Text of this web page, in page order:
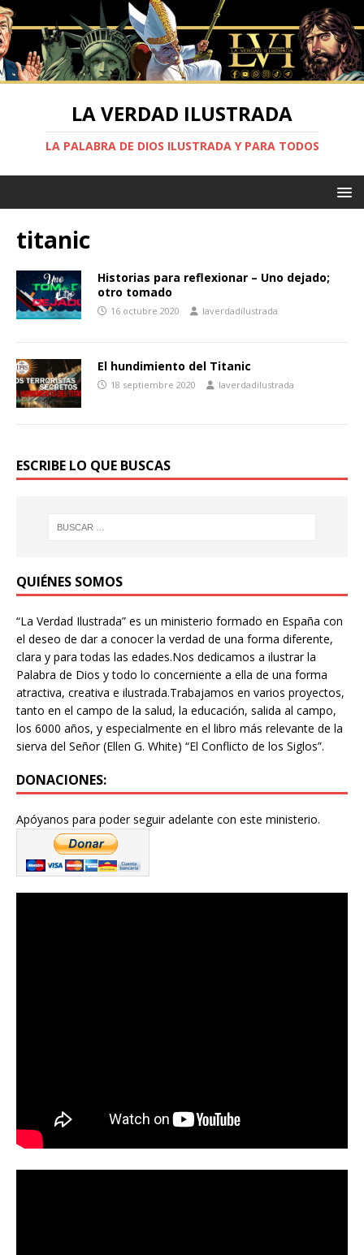
LA VERDAD ILUSTRADA
LA PALABRA DE DIOS ILUSTRADA Y PARA TODOS
titanic
Historias para reflexionar – Uno dejado;
otro tomado
16 octubre 2020 laverdadilustrada
El hundimiento del Titanic
18 septiembre 2020 laverdadilustrada
ESCRIBE LO QUE BUSCAS
QUIÉNES SOMOS
“La Verdad Ilustrada” es un ministerio formado en España con
el deseo de dar a conocer la verdad de una forma diferente,
clara y para todas las edades.Nos dedicamos a ilustrar la
Palabra de Dios y todo lo concerniente a ella de una forma
atractiva, creativa e ilustrada.Trabajamos en varios proyectos,
tanto en el campo de la salud, la educación, salida al campo,
los 6000 años, y especialmente en el libro más relevante de la
sierva del Señor (Ellen G. White) “El Conflicto de los Siglos”.
DONACIONES:
Apóyanos para poder seguir adelante con este ministerio.